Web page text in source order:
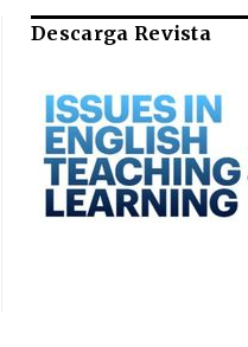
Descarga Revista